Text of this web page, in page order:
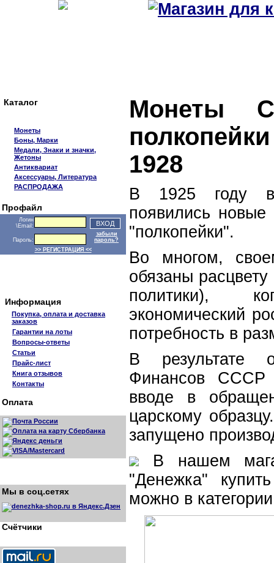
Каталог
Монеты
Боны, Марки
Медали, Знаки и значки,
Жетоны
Антиквариат
Аксессуары, Литература
РАСПРОДАЖА
Профайл
Логин
\Email:
Пароль:
забыли
пароль?
>> РЕГИСТРАЦИЯ <<
Информация
Покупка, оплата и доставка
заказов
Гарантии на лоты
Вопросы-ответы
Статьи
Прайс-лист
Книга отзывов
Контакты
Оплата
Мы в соц.сетях
Счётчики
Монеты
1928
В 1925 году
появились
"полкопейки".
Во многом,
обязаны
политики),
экономический
потребность в
В результате
Финансов СССР
вводе в
царскому
запущено
В нашем
"Денежка"
можно в